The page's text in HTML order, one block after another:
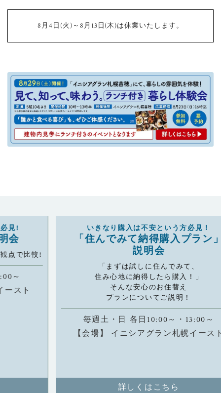
8月4日(火)～8月13日(木)は休業いたします。
!
いきなり購入は不安という方必見！
「住んでみて納得購入プラン」
「まずは試しに住んでみて、
住み心地に納得したら購入！」
そんな安心のお住替え
プランについてご説明！
毎週土・日 各日10:00～・13:00～
【会場】 イニシアグラン札幌イースト
詳しくはこちら